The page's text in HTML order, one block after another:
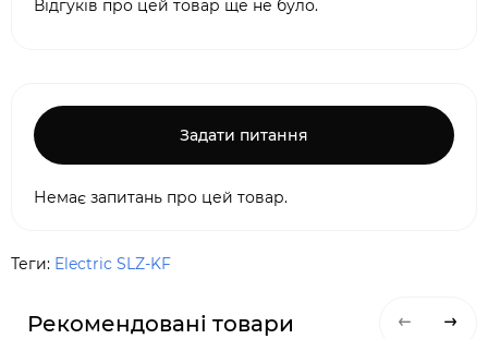
Відгуків про цей товар ще не було.
Задати питання
Немає запитань про цей товар.
Теги: Electric SLZ-KF
Рекомендовані товари